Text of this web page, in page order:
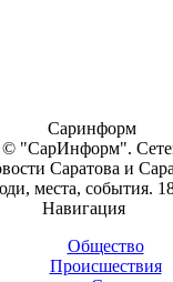
"СарИнформ".
Саратова и
места, события.
Навигация
Общество
Происшествия